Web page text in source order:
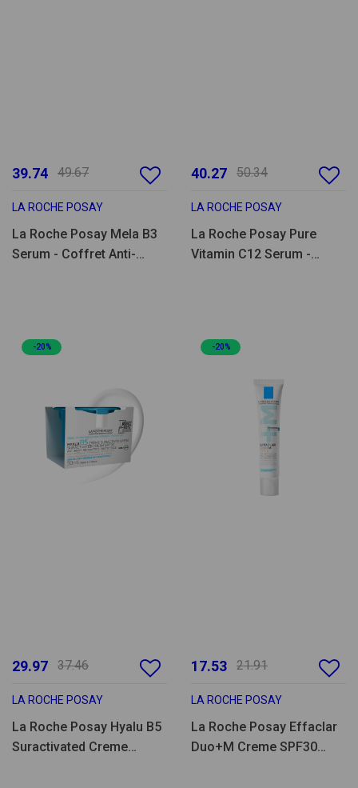
39.74 49.67
LA ROCHE POSAY
La Roche Posay Mela B3
Serum - Coffret Anti-
40.27 50.34
LA ROCHE POSAY
La Roche Posay Pure
Vitamin C12 Serum -
-20%
29.97 37.46
LA ROCHE POSAY
La Roche Posay Hyalu B5
Suractivated Creme
-20%
17.53 21.91
LA ROCHE POSAY
La Roche Posay Effaclar
Duo+M Creme SPF30